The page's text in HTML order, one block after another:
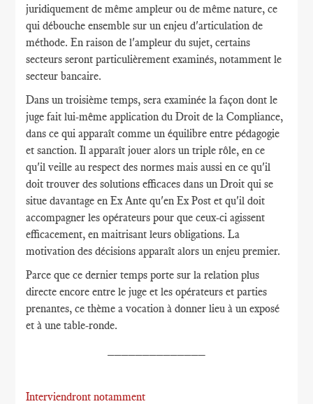
juridiquement de même ampleur ou de même nature, ce
qui débouche ensemble sur un enjeu d'articulation de
méthode. En raison de l'ampleur du sujet, certains
secteurs seront particulièrement examinés, notamment le
secteur bancaire.
Dans un troisième temps, sera examinée la façon dont le
juge fait lui-même application du Droit de la Compliance,
dans ce qui apparaît comme un équilibre entre pédagogie
et sanction. Il apparaît jouer alors un triple rôle, en ce
qu'il veille au respect des normes mais aussi en ce qu'il
doit trouver des solutions efficaces dans un Droit qui se
situe davantage en Ex Ante qu'en Ex Post et qu'il doit
accompagner les opérateurs pour que ceux-ci agissent
efficacement, en maitrisant leurs obligations. La
motivation des décisions apparaît alors un enjeu premier.
Parce que ce dernier temps porte sur la relation plus
directe encore entre le juge et les opérateurs et parties
prenantes, ce thème a vocation à donner lieu à un exposé
et à une table-ronde.
Interviendront notamment